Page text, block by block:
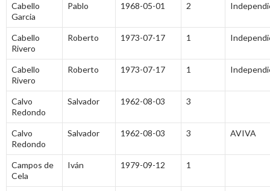
Cabello
Garcia
Pablo 1968-05-01 2
Cabello
Rivero
Roberto 1973-07-17 1
Cabello
Rivero
Roberto 1973-07-17 1
Calvo
Redondo
Salvador 1962-08-03 3
Calvo
Redondo
Salvador 1962-08-03 3 AVIVA
Campos de
Cela
Iván 1979-09-12 1